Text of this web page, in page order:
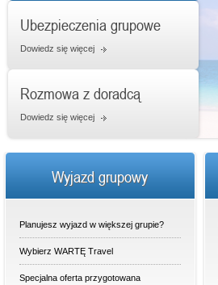
Ubezpieczenia grupowe
Dowiedz się więcej
Rozmowa z doradcą
Dowiedz się więcej
Wyjazd grupowy
Planujesz wyjazd w większej grupie?
Wybierz WARTĘ Travel
Specjalna oferta przygotowana